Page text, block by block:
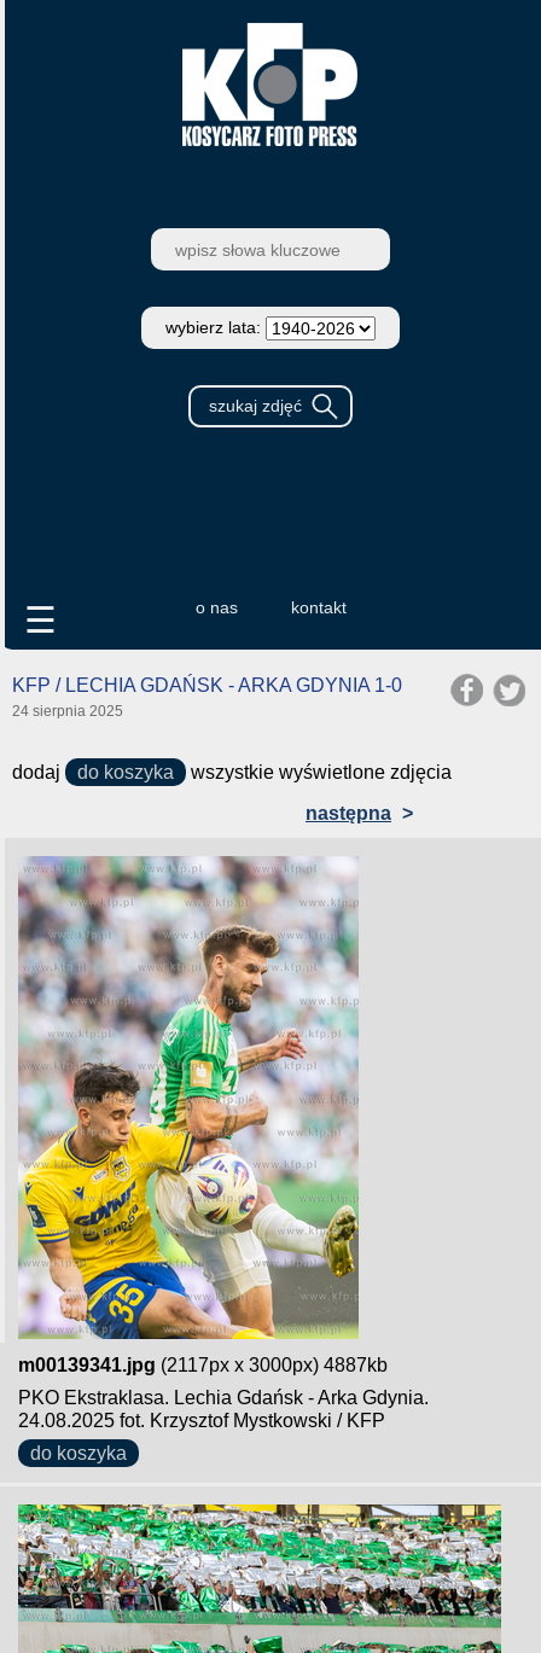
wybierz lata:
o nas kontakt
☰
KFP / LECHIA GDAŃSK - ARKA GDYNIA 1-0
24 sierpnia 2025
dodaj do koszyka
wszystkie wyświetlone zdjęcia
następna >
m00139341.jpg (2117px x 3000px) 4887kb
PKO Ekstraklasa. Lechia Gdańsk - Arka Gdynia.
24.08.2025 fot. Krzysztof Mystkowski / KFP
do koszyka